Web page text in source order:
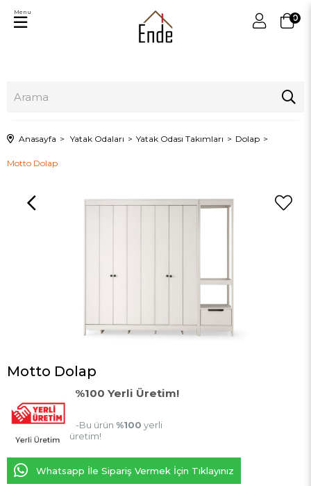
0
Menu
Anasayfa Yatak Odaları Yatak Odası Takımları Dolap
Motto Dolap
Motto Dolap
%100 Yerli Üretim!
-Bu ürün %100 yerli
üretim!
Whatsapp İle Sipariş Vermek İçin Tıklayınız